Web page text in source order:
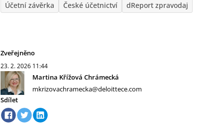
Účetní závěrka České účetnictví dReport zpravodaj
Zveřejněno
23. 2. 2026 11:44
Martina Křížová Chrámecká
mkrizovachramecka@deloittece.com
Sdílet